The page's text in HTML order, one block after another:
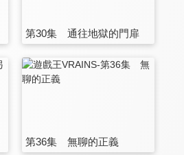
第30集 通往地獄的門扉
第36集 無聊的正義